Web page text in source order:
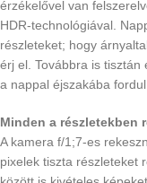
érzékelővel van
HDR-technológiával.
részleteket; hogy
érj el. Továbbra is
a nappal éjszakába fordul.
Minden a részletekben
A kamera f/1;7-es
pixelek tiszta részleteket